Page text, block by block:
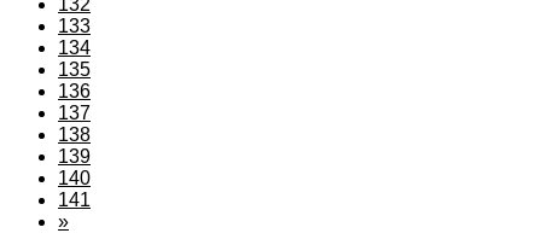
133
134
135
136
137
138
139
140
141
»